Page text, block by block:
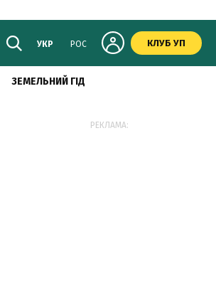
УКР РОС КЛУБ УП
ЗЕМЕЛЬНИЙ ГІД
РЕКЛАМА: